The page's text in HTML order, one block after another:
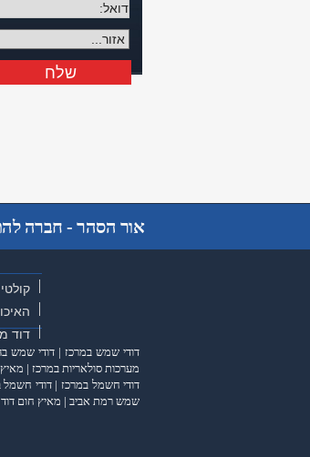
שלח
שלח
דודי שמש במרכז| דודי שמש
מערכות סולאריות במרכז |
דודי חשמל במרכז |דודי
שמש רמת אביב | מאיץ חום
אור הסהר - חברה
דוד